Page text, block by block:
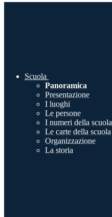
Scuola
Panoramica
Presentazione
I luoghi
Le persone
I numeri della scuola
Le carte della scuola
Organizzazione
La storia